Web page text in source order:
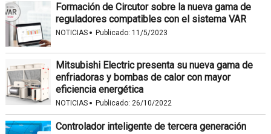
Formación de Circutor sobre la nueva gama de
reguladores compatibles con el sistema VAR
NOTICIAS · Publicado: 11/5/2023
Mitsubishi Electric presenta su nueva gama de
enfriadoras y bombas de calor con mayor
eficiencia energética
NOTICIAS · Publicado: 26/10/2022
Controlador inteligente de tercera generación